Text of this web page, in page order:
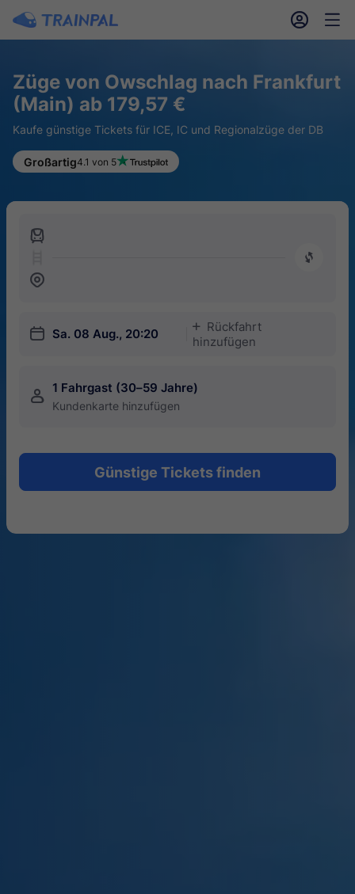
󱎓 󱒨
Züge von Owschlag nach Frankfurt
(Main) ab 179,57 €
Kaufe günstige Tickets für ICE, IC und Regionalzüge der DB
Großartig4.1 von 5
󱍉
󰿠
󱒣
󱎗 Sa. 08 Aug., 20:20
󱅇
Rückfahrt
hinzufügen
󱍂 1 Fahrgast (30–59 Jahre)
Kundenkarte hinzufügen
Günstige Tickets finden